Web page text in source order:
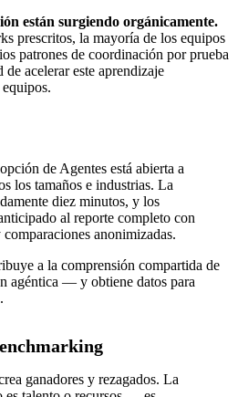
están surgiendo orgánicamente.
prescritos, la mayoría de los equipos
patrones de coordinación por prueba
acelerar este aprendizaje
de Agentes está abierta a
los tamaños e industrias. La
diez minutos, y los
al reporte completo con
anonimizadas.
a la comprensión compartida de
agéntica — y obtiene datos para
ganadores y rezagados. La